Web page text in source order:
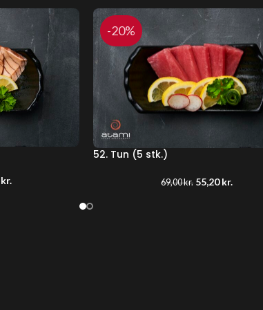
kr.
-20%
52. Tun (5 stk.)
69,00kr. 55,20kr.